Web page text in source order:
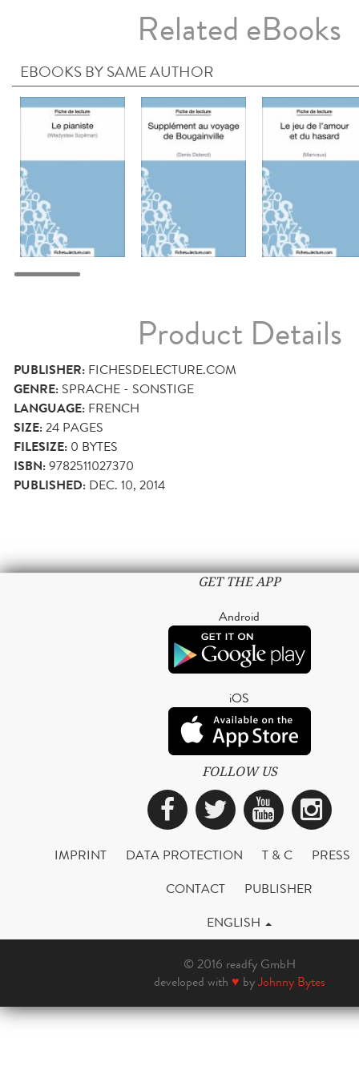
Related eBooks
EBOOKS BY SAME AUTHOR
Product Details
PUBLISHER: FICHESDELECTURE.COM
GENRE: SPRACHE - SONSTIGE
LANGUAGE: FRENCH
SIZE:24 PAGES
FILESIZE: 0 BYTES
ISBN:9782511027370
PUBLISHED: DEC. 10, 2014
GET THE APP
Android
iOS
FOLLOW US
Facebook
Twitter
IMPRINT DATA PROTECTION T & C
PRESS
CONTACT
PUBLISHER
ENGLISH
© 2016 readfy GmbH
developed with ♥ byJohnny Bytes